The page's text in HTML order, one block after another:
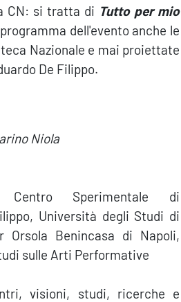
CN: si tratta di Tutto per mio
dell'evento anche le
Nazionale e mai proiettate
De Filippo.
Niola
Centro Sperimentale di
Università degli Studi di
Orsola Benincasa di Napoli,
sulle Arti Performative
visioni, studi, ricerche e